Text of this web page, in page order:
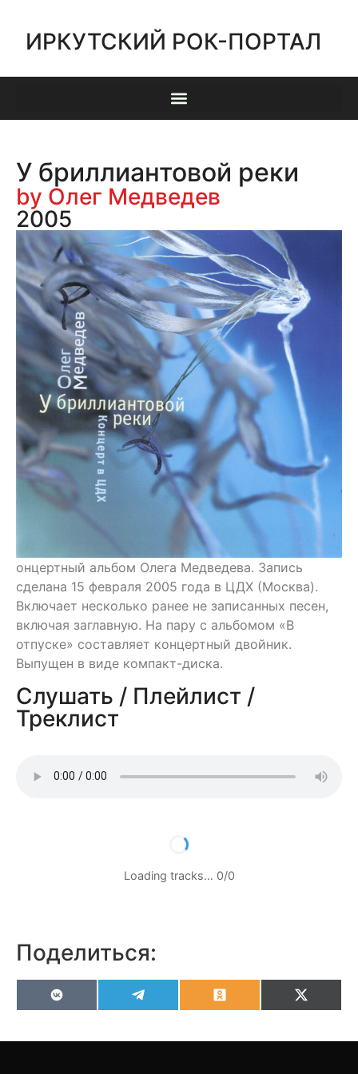
ИРКУТСКИЙ РОК-ПОРТАЛ
У бриллиантовой реки
by Олег Медведев
2005
онцертный альбом Олега Медведева. Запись
сделана 15 февраля 2005 года в ЦДХ (Москва).
Включает несколько ранее не записанных песен,
включая заглавную. На пару с альбомом «В
отпуске» составляет концертный двойник.
Выпущен в виде компакт-диска.
Слушать / Плейлист /
Треклист
Loading tracks… 0/0
Поделиться:
VK OdnoklassnikiX